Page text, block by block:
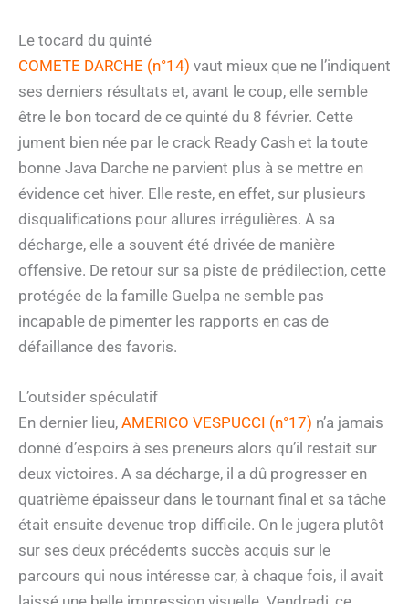
Le tocard du quinté
COMETE DARCHE (n°14) vaut mieux que ne l’indiquent
ses derniers résultats et, avant le coup, elle semble
être le bon tocard de ce quinté du 8 février. Cette
jument bien née par le crack Ready Cash et la toute
bonne Java Darche ne parvient plus à se mettre en
évidence cet hiver. Elle reste, en effet, sur plusieurs
disqualifications pour allures irrégulières. A sa
décharge, elle a souvent été drivée de manière
offensive. De retour sur sa piste de prédilection, cette
protégée de la famille Guelpa ne semble pas
incapable de pimenter les rapports en cas de
défaillance des favoris.
L’outsider spéculatif
En dernier lieu, AMERICO VESPUCCI (n°17) n’a jamais
donné d’espoirs à ses preneurs alors qu’il restait sur
deux victoires. A sa décharge, il a dû progresser en
quatrième épaisseur dans le tournant final et sa tâche
était ensuite devenue trop difficile. On le jugera plutôt
sur ses deux précédents succès acquis sur le
parcours qui nous intéresse car, à chaque fois, il avait